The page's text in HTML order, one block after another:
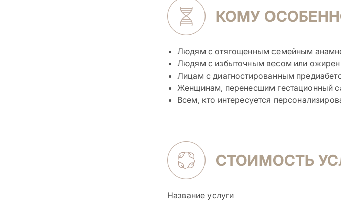
КОМУ
Людям с отягощенным семейным
Людям с избыточным весом или
Лицам с диагностированным
Женщинам, перенесшим гестационный
Всем, кто интересуется
СТОИМОСТЬ
Название услуги